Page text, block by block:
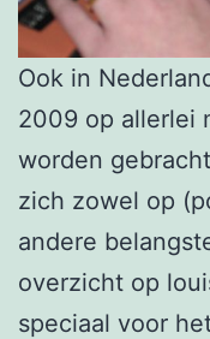
Ook in
2009 op allerlei
worden
zich zowel op
andere
overzicht op
speciaal voor